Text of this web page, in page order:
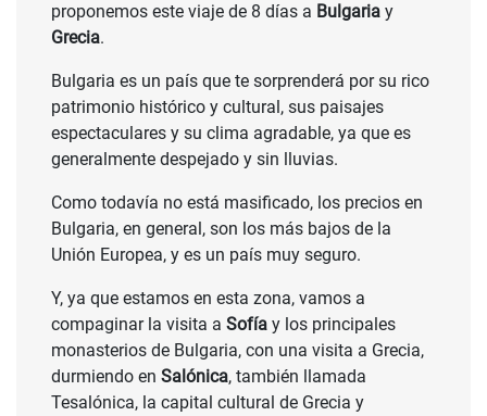
proponemos este viaje de 8 días a Bulgaria y
Grecia.
Bulgaria es un país que te sorprenderá por su rico
patrimonio histórico y cultural, sus paisajes
espectaculares y su clima agradable, ya que es
generalmente despejado y sin lluvias.
Como todavía no está masificado, los precios en
Bulgaria, en general, son los más bajos de la
Unión Europea, y es un país muy seguro.
Y, ya que estamos en esta zona, vamos a
compaginar la visita a Sofía y los principales
monasterios de Bulgaria, con una visita a Grecia,
durmiendo en Salónica, también llamada
Tesalónica, la capital cultural de Grecia y